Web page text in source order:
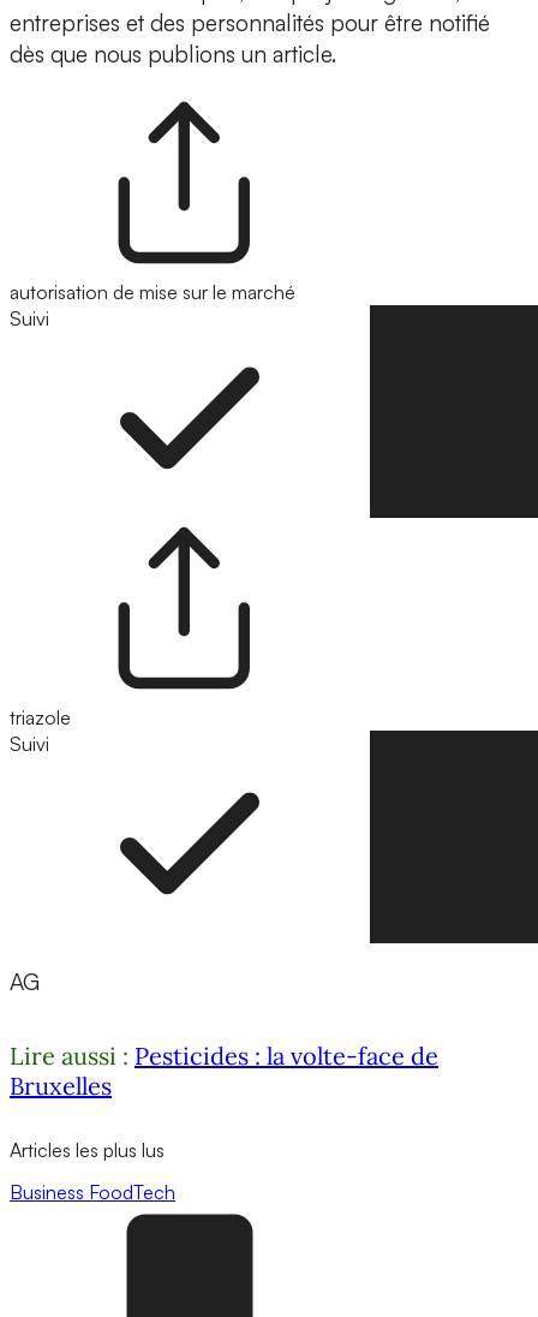
entreprises et des personnalités pour être notifié
dès que nous publions un article.
autorisation de mise sur le marché
Suivi
triazole
Suivi
AG
Lire aussi : Pesticides : la volte-face de
Bruxelles
Articles les plus lus
Business FoodTech